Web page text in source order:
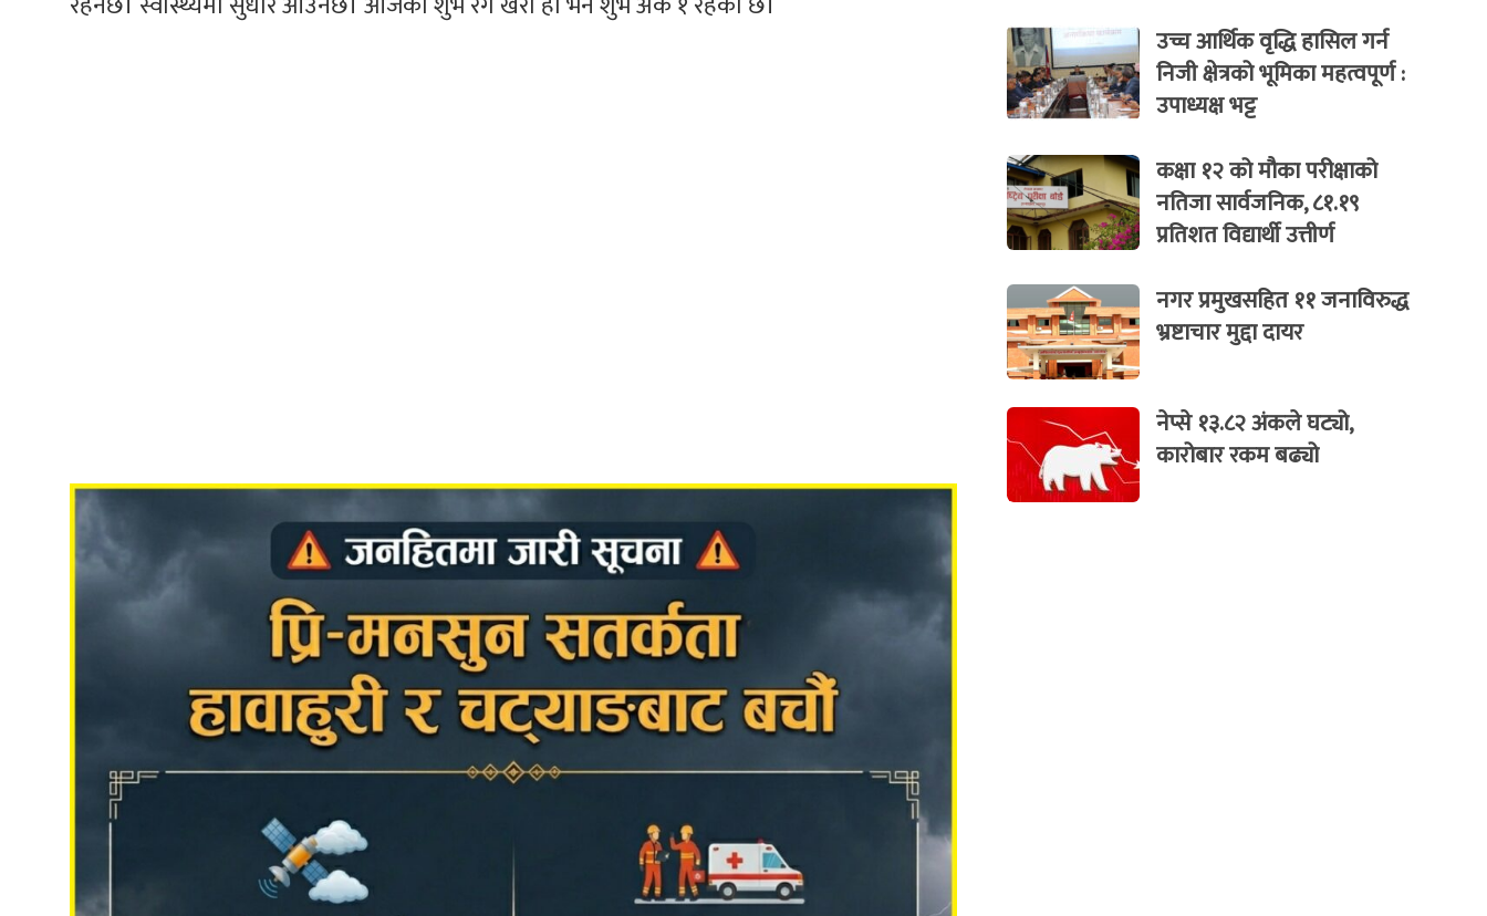
उच्च आर्थिक वृद्धि हासिल गर्न
निजी क्षेत्रको भूमिका महत्वपूर्ण :
उपाध्यक्ष भट्ट
कक्षा १२ को मौका परीक्षाको
नतिजा सार्वजनिक, ८१.१९
प्रतिशत विद्यार्थी उत्तीर्ण
नगर प्रमुखसहित ११ जनाविरुद्ध
भ्रष्टाचार मुद्दा दायर
नेप्से १३.८२ अंकले घट्यो,
कारोबार रकम बढ्यो